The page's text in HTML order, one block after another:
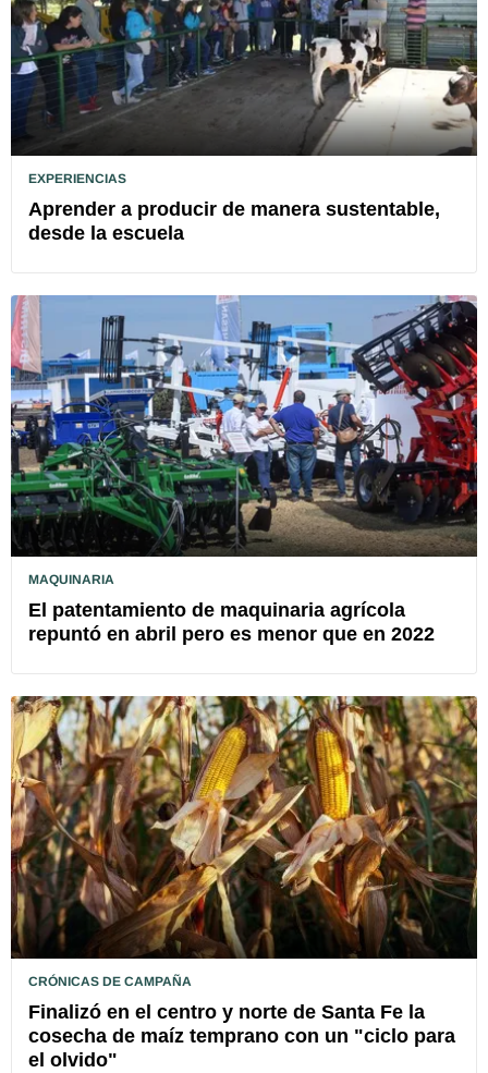
EXPERIENCIAS
Aprender a producir de manera sustentable,
desde la escuela
MAQUINARIA
El patentamiento de maquinaria agrícola
repuntó en abril pero es menor que en 2022
CRÓNICAS DE CAMPAÑA
Finalizó en el centro y norte de Santa Fe la
cosecha de maíz temprano con un "ciclo para
el olvido"